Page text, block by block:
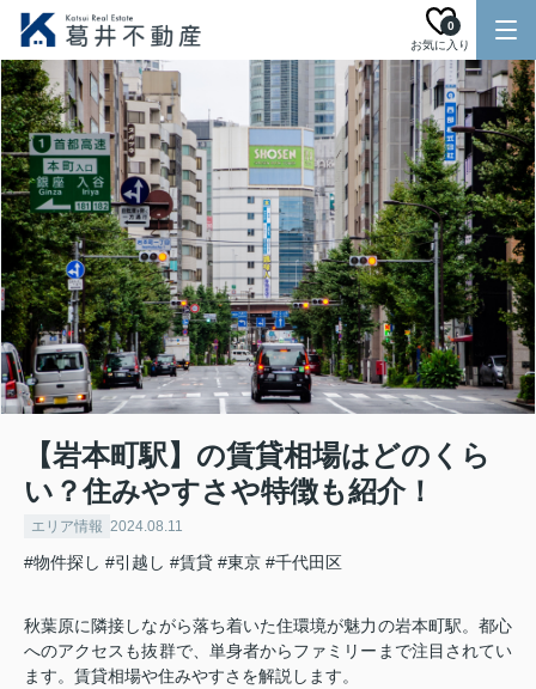
お気に入り
0
【岩本町駅】の賃貸相場はどのくら
い？住みやすさや特徴も紹介！
エリア情報 2024.08.11
#物件探し #引越し #賃貸 #東京 #千代田区
秋葉原に隣接しながら落ち着いた住環境が魅力の岩本町駅。都心
へのアクセスも抜群で、単身者からファミリーまで注目されてい
ます。賃貸相場や住みやすさを解説します。